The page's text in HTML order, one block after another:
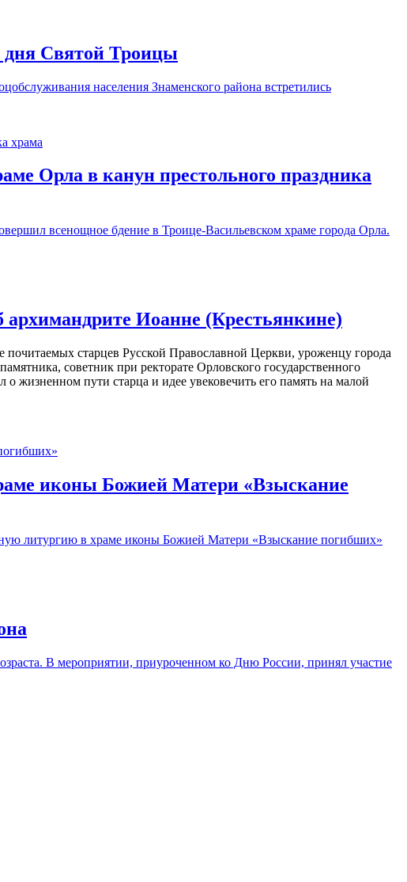
дня Святой Троицы
населения Знаменского района встретились
Орла в канун престольного праздника
всенощное бдение в Троице-Васильевском храме города Орла.
Иоанне (Крестьянкине)
почитаемых старцев Русской Православной Церкви, уроженцу города
советник при ректорате Орловского государственного
жизненном пути старца и идее увековечить его память на малой
иконы Божией Матери «Взыскание
литургию в храме иконы Божией Матери «Взыскание погибших»
В мероприятии, приуроченном ко Дню России, принял участие